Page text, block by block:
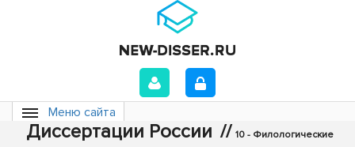
Меню сайта
Диссертации России // 10 - Филологические